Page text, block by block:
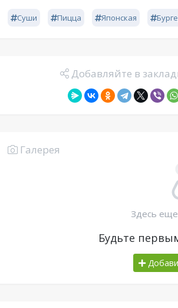
Суши Пицца Японская
Добавляйте в
Галерея
Здесь
Будьте